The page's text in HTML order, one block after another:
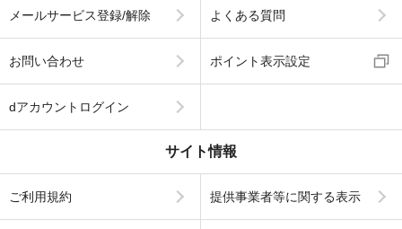
メールサービス登録/解除 よくある質問
お問い合わせ ポイント表示設定
dアカウントログイン
サイト情報
ご利用規約 提供事業者等に関する表示